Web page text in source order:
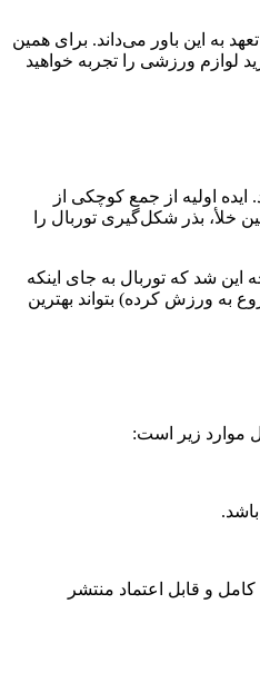
به این باور می‌داند. برای همین
لوازم ورزشی را تجربه خواهید
اولیه از جمع کوچکی از
بذر شکل‌گیری توربال را
شد که توربال به جای اینکه
به ورزش کرده) بتواند بهترین
موارد زیر است:
و قابل اعتماد منتشر